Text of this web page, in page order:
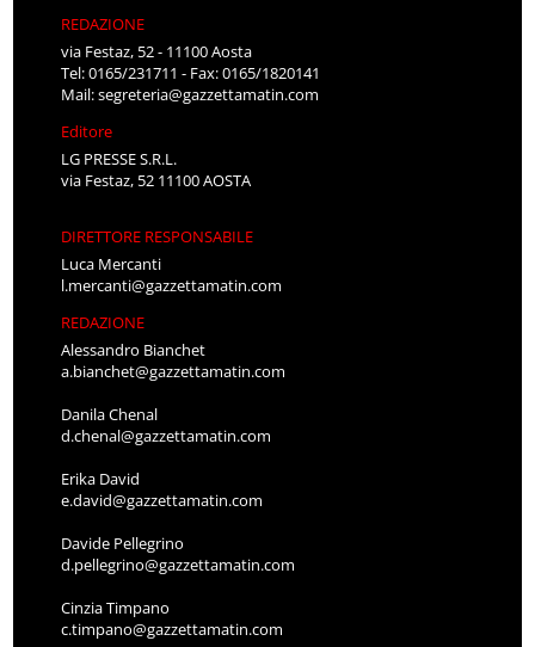
REDAZIONE
via Festaz, 52 - 11100 Aosta
Tel: 0165/231711 - Fax: 0165/1820141
Mail:segreteria@gazzettamatin.com
Editore
LG PRESSE S.R.L.
via Festaz, 52 11100 AOSTA
DIRETTORE RESPONSABILE
Luca Mercanti
l.mercanti@gazzettamatin.com
REDAZIONE
Alessandro Bianchet
a.bianchet@gazzettamatin.com
Danila Chenal
d.chenal@gazzettamatin.com
Erika David
e.david@gazzettamatin.com
Davide Pellegrino
d.pellegrino@gazzettamatin.com
Cinzia Timpano
c.timpano@gazzettamatin.com